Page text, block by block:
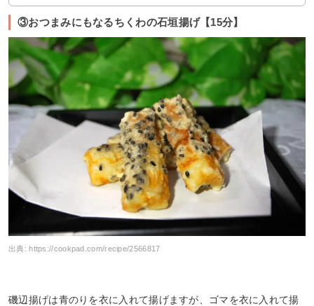
③おつまみにもなるちくわの石垣揚げ【15分】
出典:https://cookpad.com/recipe/2566817
磯辺揚げは青のりを衣に入れて揚げますが、ゴマを衣に入れて揚